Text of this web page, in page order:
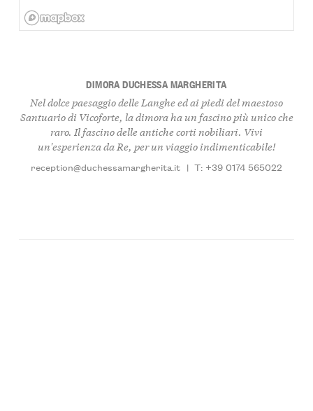
DIMORA DUCHESSA MARGHERITA
Nel dolce paesaggio delle Langhe ed ai piedi del maestoso
Santuario di Vicoforte, la dimora ha un fascino più unico che
raro. Il fascino delle antiche corti nobiliari. Vivi
un'esperienza da Re, per un viaggio indimenticabile!
reception@duchessamargherita.it | T: +39 0174 565022